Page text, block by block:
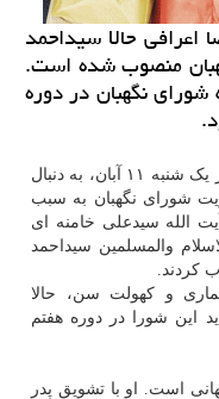
اعرافی حالا سیداحمد
منصوب شده است.
نگهبان در دوره
به گزارش رصد کالا به نقل از ایسنا، عصر یک شنبه ۱۱ آبان، به دنبال
شورای نگهبان به سبب
سیدعلی خامنه ای
والمسلمین سیداحمد
کردند.
و کهولت سن، حالا
این شورا در دوره هفتم
اصالتا اصفهانی است. او با تشویق پدر